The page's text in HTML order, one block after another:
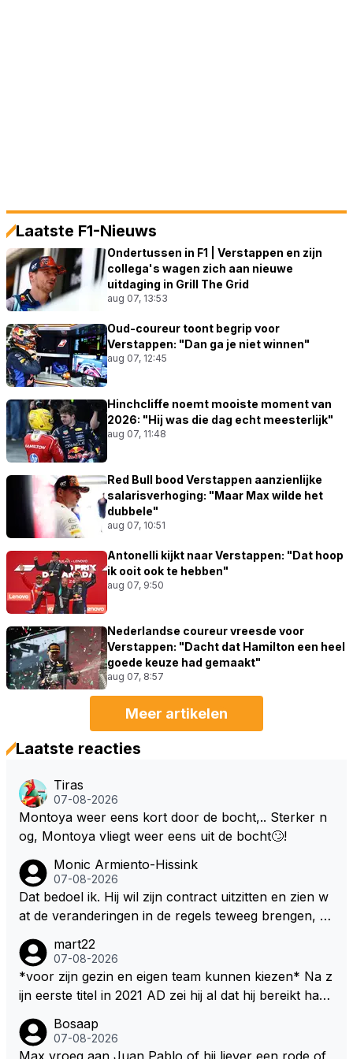
Laatste F1-Nieuws
Ondertussen in F1 | Verstappen en zijn
collega's wagen zich aan nieuwe
uitdaging in Grill The Grid
aug 07, 13:53
Oud-coureur toont begrip voor
Verstappen: "Dan ga je niet winnen"
aug 07, 12:45
Hinchcliffe noemt mooiste moment van
2026: "Hij was die dag echt meesterlijk"
aug 07, 11:48
Red Bull bood Verstappen aanzienlijke
salarisverhoging: "Maar Max wilde het
dubbele"
aug 07, 10:51
Antonelli kijkt naar Verstappen: "Dat hoop
ik ooit ook te hebben"
aug 07, 9:50
Nederlandse coureur vreesde voor
Verstappen: "Dacht dat Hamilton een heel
goede keuze had gemaakt"
aug 07, 8:57
Meer artikelen
Laatste reacties
Tiras
07-08-2026
Montoya weer eens kort door de bocht,.. Sterker n
og, Montoya vliegt weer eens uit de bocht🙄!
Monic Armiento-Hissink
07-08-2026
Dat bedoel ik. Hij wil zijn contract uitzitten en zien w
at de veranderingen in de regels teweeg brengen, al
ijn eigen team te kiezen en zijn gezin. hij kan dan zelf
bepalen aan welke races hij mee wil doen en is ook
vaker thuis. Hij zit dan ook niet meer vast aan een c
ntract zou tekenen.
mart22
07-08-2026
*voor zijn gezin en eigen team kunnen kiezen* Na z
ijn eerste titel in 2021 AD zei hij al dat hij bereikt had
aarna nog komt bonus was. Ik denk dat hij dat meen
de en dat hij er nog steeds zo in staat. Nu telt voorn
Bosaap
07-08-2026
Max vroeg aan Juan Pablo of hij liever een rode of